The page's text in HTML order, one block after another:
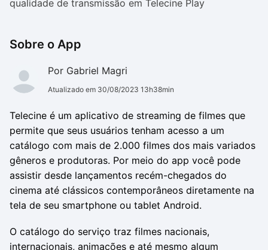
qualidade de transmissão em Telecine Play
Sobre o App
Por Gabriel Magri
Atualizado em 30/08/2023 13h38min
Telecine é um aplicativo de streaming de filmes que
permite que seus usuários tenham acesso a um
catálogo com mais de 2.000 filmes dos mais variados
gêneros e produtoras. Por meio do app você pode
assistir desde lançamentos recém-chegados do
cinema até clássicos contemporâneos diretamente na
tela de seu smartphone ou tablet Android.
O catálogo do serviço traz filmes nacionais,
internacionais, animações e até mesmo algum